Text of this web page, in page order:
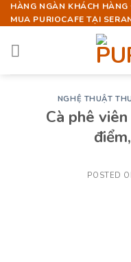
Skip
to
content
HÀNG NGÀN KHÁCH
MUA PURIOCAFE TẠI
NGHỆ THUẬT
Cà phê
POSTED